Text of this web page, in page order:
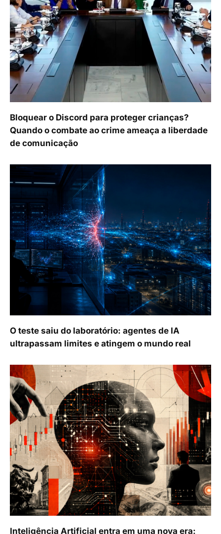
Bloquear o Discord para proteger crianças?
Quando o combate ao crime ameaça a liberdade
de comunicação
O teste saiu do laboratório: agentes de IA
ultrapassam limites e atingem o mundo real
Inteligência Artificial entra em uma nova era: